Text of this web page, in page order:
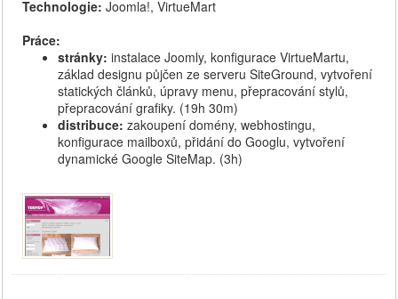
Technologie: Joomla!, VirtueMart
Práce:
stránky: instalace Joomly, konfigurace VirtueMartu,
základ designu půjčen ze serveru SiteGround, vytvoření
statických článků, úpravy menu, přepracování stylů,
přepracování grafiky. (19h 30m)
distribuce: zakoupení domény, webhostingu,
konfigurace mailboxů, přidání do Googlu, vytvoření
dynamické Google SiteMap. (3h)